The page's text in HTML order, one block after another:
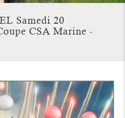
Samedi 20
CSA Marine -